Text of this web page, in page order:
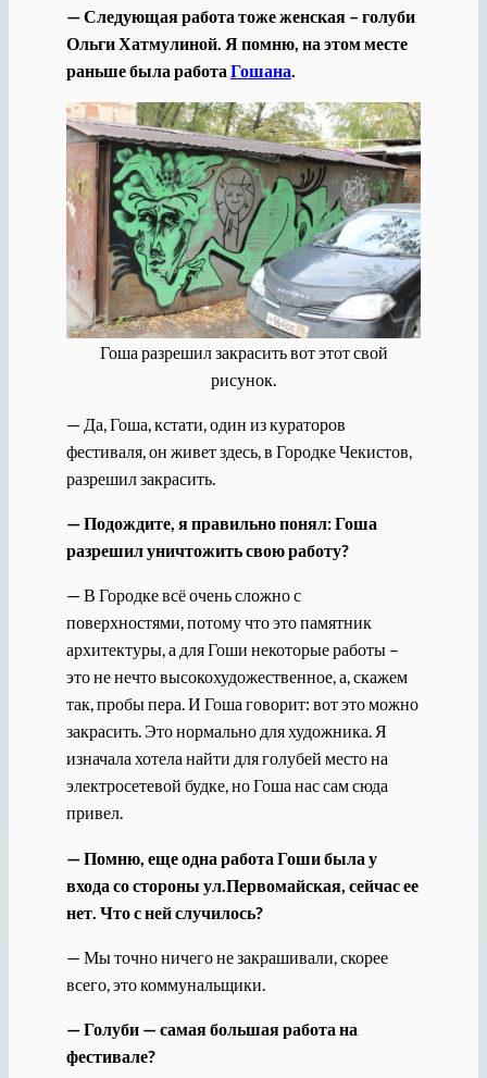
— Следующая работа тоже женская – голуби
Ольги Хатмулиной. Я помню, на этом месте
раньше была работа Гошана.
Гоша разрешил закрасить вот этот свой
рисунок.
— Да, Гоша, кстати, один из кураторов
фестиваля, он живет здесь, в Городке Чекистов,
разрешил закрасить.
— Подождите, я правильно понял: Гоша
разрешил уничтожить свою работу?
— В Городке всё очень сложно с
поверхностями, потому что это памятник
архитектуры, а для Гоши некоторые работы –
это не нечто высокохудожественное, а, скажем
так, пробы пера. И Гоша говорит: вот это можно
закрасить. Это нормально для художника. Я
изначала хотела найти для голубей место на
электросетевой будке, но Гоша нас сам сюда
привел.
— Помню, еще одна работа Гоши была у
входа со стороны ул.Первомайская, сейчас ее
нет. Что с ней случилось?
— Мы точно ничего не закрашивали, скорее
всего, это коммунальщики.
— Голуби — самая большая работа на
фестивале?